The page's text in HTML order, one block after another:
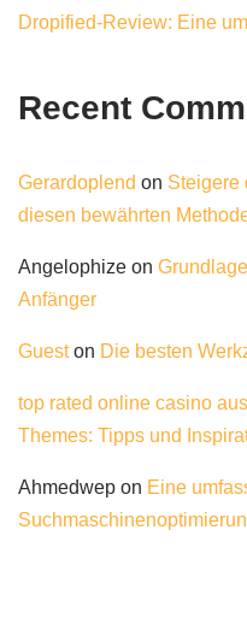
Dropified-Review: Eine
Recent
Gerardoplend on Steigere
diesen bewährten
Angelophize on
Anfänger
Gueston Die besten
top rated online casino
Themes: Tipps und
Ahmedwep on Eine